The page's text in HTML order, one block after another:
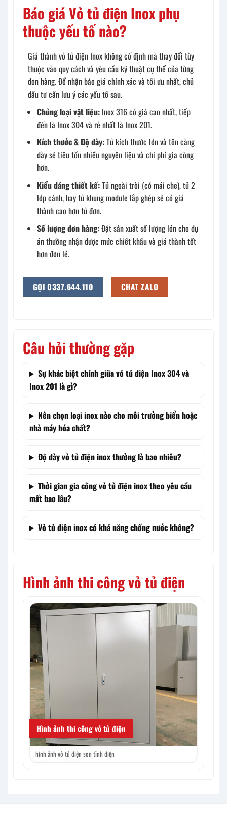
Báo giá Vỏ tủ điện Inox phụ
thuộc yếu tố nào?
Giá thành vỏ tủ điện Inox không cố định mà thay đổi tùy
thuộc vào quy cách và yêu cầu kỹ thuật cụ thể của từng
đơn hàng. Để nhận báo giá chính xác và tối ưu nhất, chủ
đầu tư cần lưu ý các yếu tố sau.
Chủng loại vật liệu: Inox 316 có giá cao nhất, tiếp
đến là Inox 304 và rẻ nhất là Inox 201.
Kích thước & Độ dày:Tủ kích thước lớn và tôn càng
dày sẽ tiêu tốn nhiều nguyên liệu và chi phí gia công
hơn.
Kiểu dáng thiết kế:Tủ ngoài trời (có mái che), tủ 2
lớp cánh, hay tủ khung module lắp ghép sẽ có giá
thành cao hơn tủ đơn.
Số lượng đơn hàng:Đặt sản xuất số lượng lớn cho dự
án thường nhận được mức chiết khấu và giá thành tốt
hơn đơn lẻ.
GỌI 0337.644.110 CHAT ZALO
Câu hỏi thường gặp
Sự khác biệt chính giữa vỏ tủ điện Inox 304 và
Inox 201 là gì?
Nên chọn loại inox nào cho môi trường biển hoặc
nhà máy hóa chất?
Độ dày vỏ tủ điện inox thường là bao nhiêu?
Thời gian gia công vỏ tủ điện inox theo yêu cầu
mất bao lâu?
Vỏ tủ điện inox có khả năng chống nước không?
Hình ảnh thi công vỏ tủ điện
hình ảnh vỏ tủ điện sơn tĩnh điện
Hình ảnh thi công vỏ tủ điện